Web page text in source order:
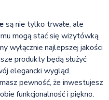
są nie tylko trwałe, ale
mogą stać się wizytówką
wyłącznie najlepszej jakości
produkty będą służyć
elegancki wygląd.
pewność, że inwestujesz
funkcjonalność i piękno.